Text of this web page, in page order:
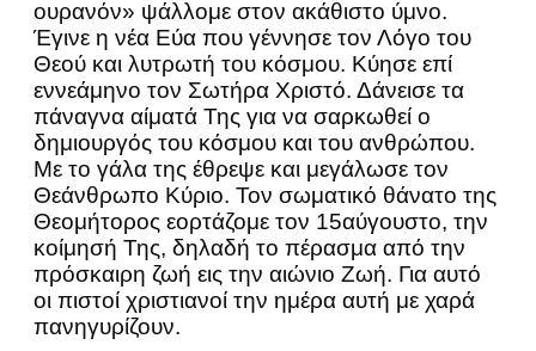
ουρανόν» ψάλλομε στον ακάθιστο ύμνο.
Έγινε η νέα Εύα που γέννησε τον Λόγο του
Θεού και λυτρωτή του κόσμου. Κύησε επί
εννεάμηνο τον Σωτήρα Χριστό. Δάνεισε τα
πάναγνα αίματά Της για να σαρκωθεί ο
δημιουργός του κόσμου και του ανθρώπου.
Με το γάλα της έθρεψε και μεγάλωσε τον
Θεάνθρωπο Κύριο. Τον σωματικό θάνατο της
Θεομήτορος εορτάζομε τον 15αύγουστο, την
κοίμησή Της, δηλαδή το πέρασμα από την
πρόσκαιρη ζωή εις την αιώνιο Ζωή. Για αυτό
οι πιστοί χριστιανοί την ημέρα αυτή με χαρά
πανηγυρίζουν.